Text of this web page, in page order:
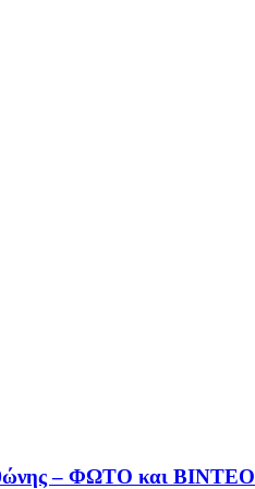
– ΦΩΤΟ και ΒΙΝΤΕΟ